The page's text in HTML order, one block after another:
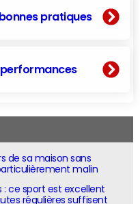
pratiques
de sa maison sans
malin
: ce sport est excellent
régulières suffisent